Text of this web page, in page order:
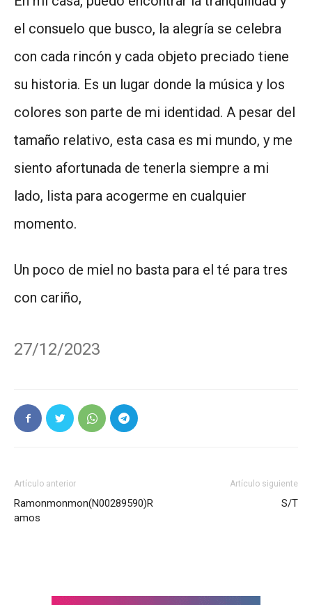
el consuelo que busco, la alegría se celebra
con cada rincón y cada objeto preciado tiene
su historia. Es un lugar donde la música y los
colores son parte de mi identidad. A pesar del
tamaño relativo, esta casa es mi mundo, y me
siento afortunada de tenerla siempre a mi
lado, lista para acogerme en cualquier
momento.
Un poco de miel no basta para el té para tres
con cariño,
27/12/2023
Artículo anterior
Ramonmonmon(N00289590)R
amos
Artículo siguiente
S/T